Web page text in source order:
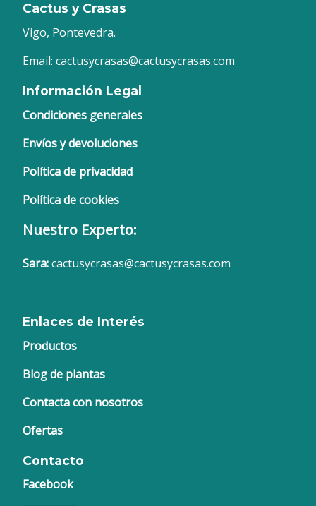
Cactus y Crasas
Vigo, Pontevedra.
Email: cactusycrasas@cactusycrasas.com
Información Legal
Condiciones generales
Envíos y devoluciones
Política de privacidad
Política de cookies
Nuestro Experto:
Sara:cactusycrasas@cactusycrasas.com
Enlaces de Interés
Productos
Blog de plantas
Contacta con nosotros
Ofertas
Contacto
Facebook